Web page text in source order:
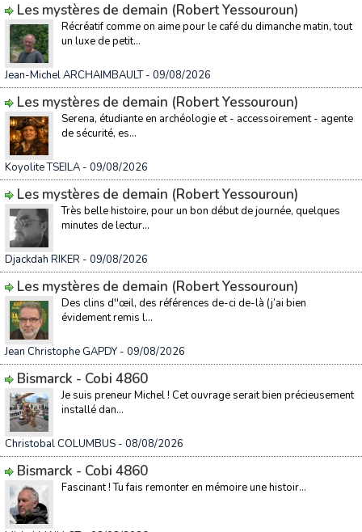
Les mystères de demain (Robert Yessouroun)
Récréatif comme on aime pour le café du dimanche matin, tout
un luxe de petit...
Jean-Michel ARCHAIMBAULT- 09/08/2026
Les mystères de demain (Robert Yessouroun)
Serena, étudiante en archéologie et - accessoirement - agente
de sécurité, es...
Koyolite TSEILA - 09/08/2026
Les mystères de demain (Robert Yessouroun)
Très belle histoire, pour un bon début de journée, quelques
minutes de lectur...
Djackdah RIKER - 09/08/2026
Les mystères de demain (Robert Yessouroun)
Des clins d''œil, des références de-ci de-là (j’ai bien
évidement remis l...
Jean Christophe GAPDY - 09/08/2026
Bismarck - Cobi 4860
Je suis preneur Michel ! Cet ouvrage serait bien précieusement
installé dan...
Christobal COLUMBUS - 08/08/2026
Bismarck - Cobi 4860
Fascinant ! Tu fais remonter en mémoire une histoir...